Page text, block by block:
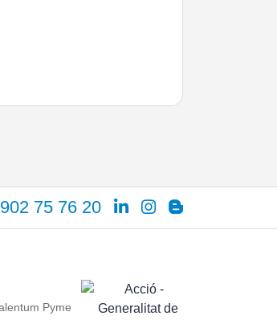
902 75 76 20